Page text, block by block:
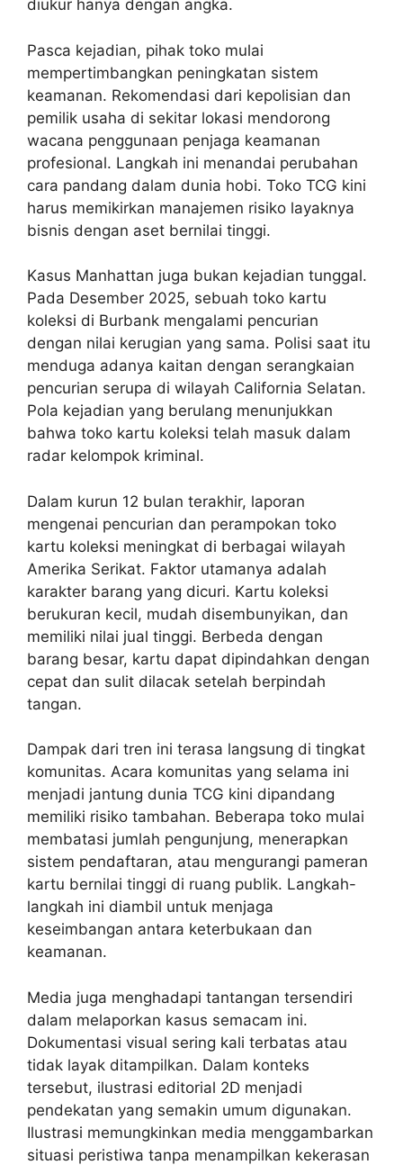
diukur hanya dengan angka.
Pasca kejadian, pihak toko mulai
mempertimbangkan peningkatan sistem
keamanan. Rekomendasi dari kepolisian dan
pemilik usaha di sekitar lokasi mendorong
wacana penggunaan penjaga keamanan
profesional. Langkah ini menandai perubahan
cara pandang dalam dunia hobi. Toko TCG kini
harus memikirkan manajemen risiko layaknya
bisnis dengan aset bernilai tinggi.
Kasus Manhattan juga bukan kejadian tunggal.
Pada Desember 2025, sebuah toko kartu
koleksi di Burbank mengalami pencurian
dengan nilai kerugian yang sama. Polisi saat itu
menduga adanya kaitan dengan serangkaian
pencurian serupa di wilayah California Selatan.
Pola kejadian yang berulang menunjukkan
bahwa toko kartu koleksi telah masuk dalam
radar kelompok kriminal.
Dalam kurun 12 bulan terakhir, laporan
mengenai pencurian dan perampokan toko
kartu koleksi meningkat di berbagai wilayah
Amerika Serikat. Faktor utamanya adalah
karakter barang yang dicuri. Kartu koleksi
berukuran kecil, mudah disembunyikan, dan
memiliki nilai jual tinggi. Berbeda dengan
barang besar, kartu dapat dipindahkan dengan
cepat dan sulit dilacak setelah berpindah
tangan.
Dampak dari tren ini terasa langsung di tingkat
komunitas. Acara komunitas yang selama ini
menjadi jantung dunia TCG kini dipandang
memiliki risiko tambahan. Beberapa toko mulai
membatasi jumlah pengunjung, menerapkan
sistem pendaftaran, atau mengurangi pameran
kartu bernilai tinggi di ruang publik. Langkah-
langkah ini diambil untuk menjaga
keseimbangan antara keterbukaan dan
keamanan.
Media juga menghadapi tantangan tersendiri
dalam melaporkan kasus semacam ini.
Dokumentasi visual sering kali terbatas atau
tidak layak ditampilkan. Dalam konteks
tersebut, ilustrasi editorial 2D menjadi
pendekatan yang semakin umum digunakan.
Ilustrasi memungkinkan media menggambarkan
situasi peristiwa tanpa menampilkan kekerasan